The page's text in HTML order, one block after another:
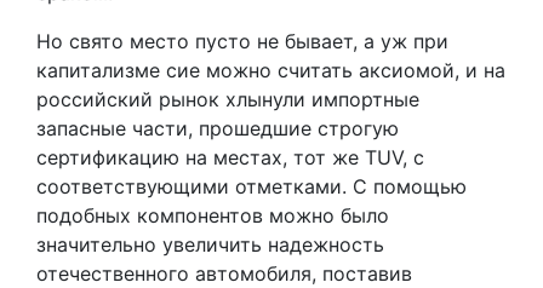
Но свято место пусто не бывает, а уж при
капитализме сие можно считать аксиомой, и на
российский рынок хлынули импортные
запасные части, прошедшие строгую
сертификацию на местах, тот же TUV, с
соответствующими отметками. С помощью
подобных компонентов можно было
значительно увеличить надежность
отечественного автомобиля, поставив